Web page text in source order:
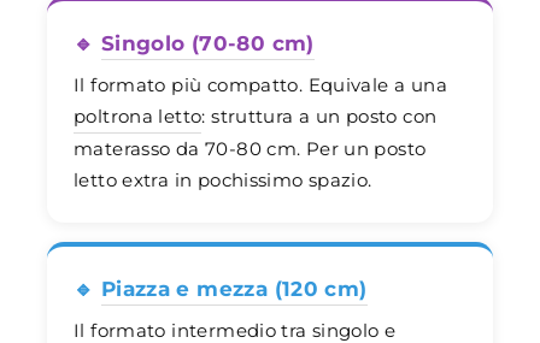
🔹 Singolo (70-80 cm)
Il formato più compatto. Equivale a una
poltrona letto: struttura a un posto con
materasso da 70-80 cm. Per un posto
letto extra in pochissimo spazio.
🔹 Piazza e mezza (120 cm)
Il formato intermedio tra singolo e